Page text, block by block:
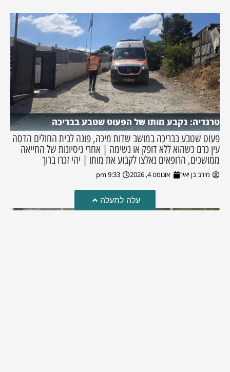
טרגדיה: נקבע מותו של הפעוט שטבע בבריכה
פעוט שטבע בבריכה במושב שדות מיכה, פונה לבית החולים הדסה
עין כרם כשהוא ללא דופק או נשימה | אחרי ניסיונות של החייאה
ממושכים, הרופאים נאלצו לקבוע את מותו | יהי זכרו ברוך
מירב בן יאיר אוגוסט 4, 2026 9:33 pm
עלה למעלה